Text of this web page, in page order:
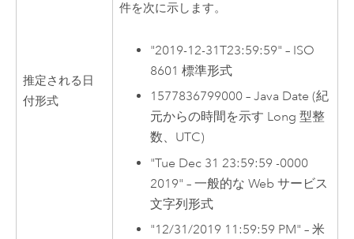
推定される日
付形式
件を次に示します。
"2019-12-31T23:59:59" – ISO
8601 標準形式
1577836799000 – Java Date (紀
元からの時間を示す Long 型整
数、UTC)
"Tue Dec 31 23:59:59 -0000
2019" – 一般的な Web サービス
文字列形式
"12/31/2019 11:59:59 PM" – 米